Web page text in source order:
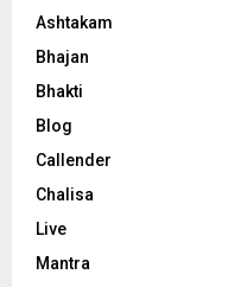
Ashtakam
Bhajan
Bhakti
Blog
Callender
Chalisa
Live
Mantra